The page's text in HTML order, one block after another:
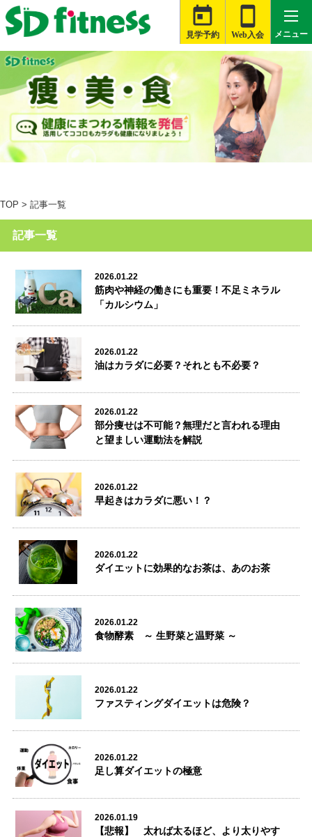

見学予約

Web入会 メニュー

札幌白石店
大河原店
銚子店


TOP > 記事一覧
記事一覧
2026.01.22
筋肉や神経の働きにも重要！不足ミネラル
「カルシウム」
2026.01.22
油はカラダに必要？それとも不必要？
2026.01.22
部分痩せは不可能？無理だと言われる理由
と望ましい運動法を解説
2026.01.22
早起きはカラダに悪い！？
2026.01.22
ダイエットに効果的なお茶は、あのお茶
2026.01.22
食物酵素 ～ 生野菜と温野菜 ～
2026.01.22
ファスティングダイエットは危険？
2026.01.22
足し算ダイエットの極意
2026.01.19
【悲報】 太れば太るほど、より太りやす